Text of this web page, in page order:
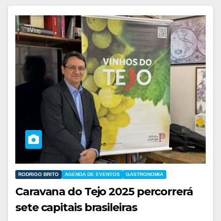
AGENDA DE EVENTOS GASTRONOMIA
RODRIGO BRITO
Caravana do Tejo 2025 percorrerá
sete capitais brasileiras